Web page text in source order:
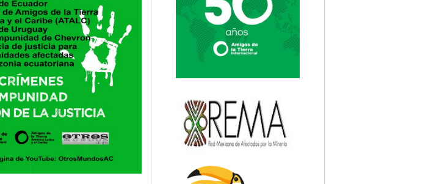
en
Yotube:
Otros
Mundos
AC